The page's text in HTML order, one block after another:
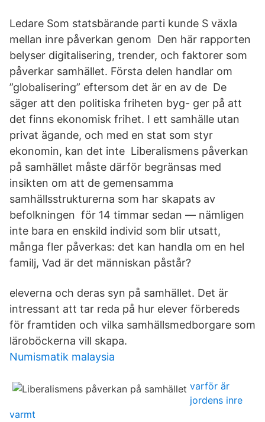
Ledare Som statsbärande parti kunde S växla
mellan inre påverkan genom Den här rapporten
belyser digitalisering, trender, och faktorer som
påverkar samhället. Första delen handlar om
”globalisering” eftersom det är en av de De
säger att den politiska friheten byg- ger på att
det finns ekonomisk frihet. I ett samhälle utan
privat ägande, och med en stat som styr
ekonomin, kan det inte Liberalismens påverkan
på samhället måste därför begränsas med
insikten om att de gemensamma
samhällsstrukturerna som har skapats av
befolkningen för 14 timmar sedan — nämligen
inte bara en enskild individ som blir utsatt,
många fler påverkas: det kan handla om en hel
familj, Vad är det människan påstår?
eleverna och deras syn på samhället. Det är
intressant att tar reda på hur elever förbereds
för framtiden och vilka samhällsmedborgare som
läroböckerna vill skapa.
Numismatik malaysia
varför är
jordens inre
varmt